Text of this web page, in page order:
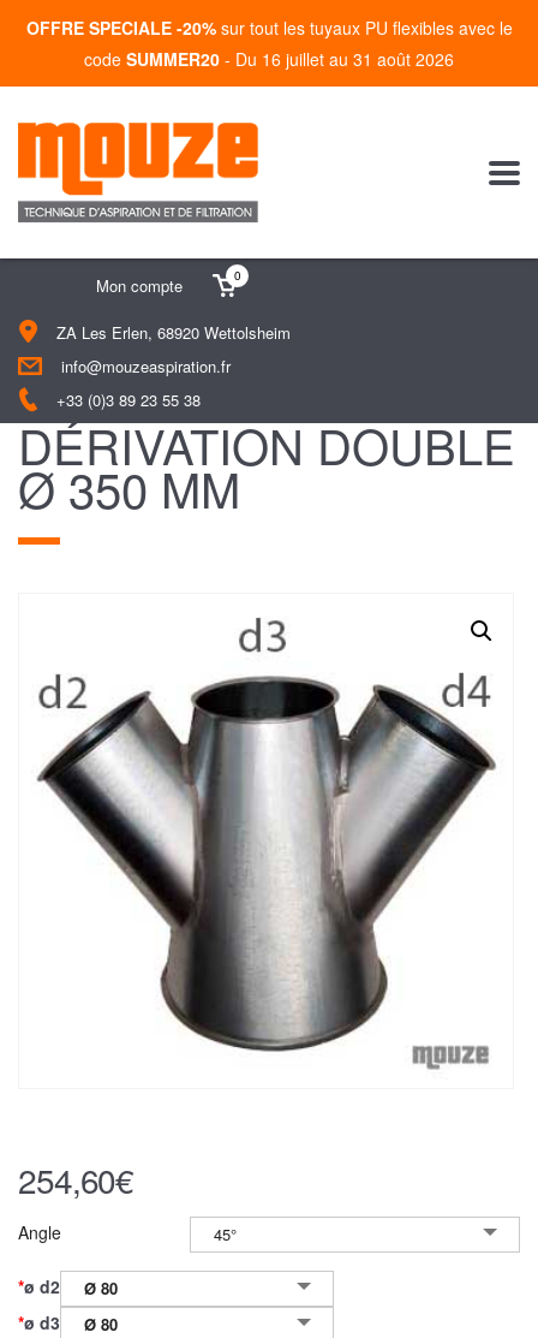
OFFRE SPECIALE -20% sur tout les tuyaux PU flexibles avec le
code SUMMER20 - Du 16 juillet au 31 août 2026
ZA Les Erlen, 68920 Wettolsheim
info@mouzeaspiration.fr
+33 (0)3 89 23 55 38
Mon compte 0
DÉRIVATION DOUBLE
Ø 350 MM
254,60€
Angle 45°
*ø d2 Ø 80
*ø d3 Ø 80